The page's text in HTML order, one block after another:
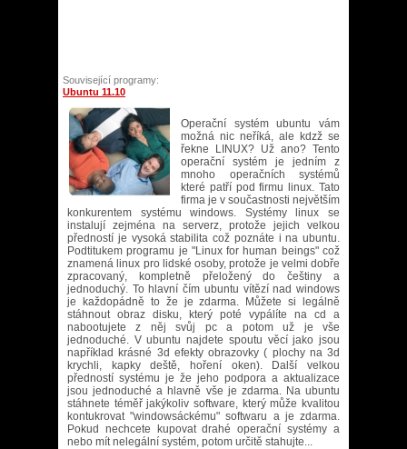
Související programy:
Ubuntu 11.10
Operační systém ubuntu vám
možná nic neříká, ale kdzž se
řekne LINUX? Už ano? Tento
operační systém je jedním z
mnoho operačních systémů
které patří pod firmu linux. Tato
firma je v součastnosti největším
konkurentem systému windows. Systémy linux se
instalují zejména na serverz, protože jejich velkou
předností je vysoká stabilita což poznáte i na ubuntu.
Podtitukem programu je "Linux for human beings" což
znamená linux pro lidské osoby, protože je velmi dobře
zpracovaný, kompletně přeložený do češtiny a
jednoduchý. To hlavní čím ubuntu vítězí nad windows
je každopádně to že je zdarma. Můžete si legálně
stáhnout obraz disku, který poté vypálíte na cd a
nabootujete z něj svůj pc a potom už je vše
jednoduché. V ubuntu najdete spoutu věcí jako jsou
například krásné 3d efekty obrazovky ( plochy na 3d
krychli, kapky deště, hoření oken). Další velkou
předností systému je že jeho podpora a aktualizace
jsou jednoduché a hlavně vše je zdarma. Na ubuntu
stáhnete téměř jakýkoliv software, který může kvalitou
kontukrovat "windowsáckému" softwaru a je zdarma.
Pokud nechcete kupovat drahé operační systémy a
nebo mít nelegální systém, potom určitě stahujte...